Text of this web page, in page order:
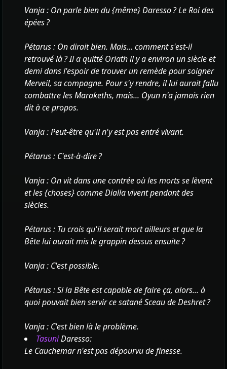
Vanja : On parle bien du{même} Daresso ? Le Roi des
épées ?
Pétarus : On dirait bien. Mais… comment s'est-il
retrouvé là ? Il a quitté Oriath il y a environ un siècle et
demi dans l'espoir de trouver un remède pour soigner
Merveil, sa compagne. Pour s'y rendre, il lui aurait fallu
combattre les Marakeths, mais... Oyun n'a jamais rien
dit à ce propos.
Vanja : Peut-être qu'il n'y est pas entré vivant.
Pétarus : C'est-à-dire ?
Vanja : On vit dans une contrée où les morts se lèvent
et les{choses} comme Dialla vivent pendant des
siècles.
Pétarus : Tu crois qu'il serait mort ailleurs et que la
Bête lui aurait mis le grappin dessus ensuite ?
Vanja : C'est possible.
Pétarus : Si la Bête est capable de faire ça, alors... à
quoi pouvait bien servir ce satané Sceau de Deshret ?
Vanja : C'est bien là le problème.
TasuniDaresso:
Le Cauchemar n'est pas dépourvu de finesse.